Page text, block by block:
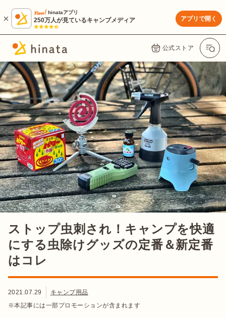
hinataアプリ
250万人が見ているキャンプメディア アプリで開く
公式ストア
ストップ虫刺され！キャンプを快適
にする虫除けグッズの定番＆新定番
はコレ
2021.07.29
キャンプ用品
※本記事には一部プロモーションが含まれます